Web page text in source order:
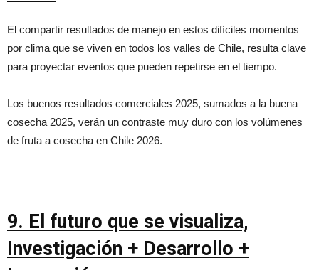
El compartir resultados de manejo en estos difíciles momentos
por clima que se viven en todos los valles de Chile, resulta clave
para proyectar eventos que pueden repetirse en el tiempo.
Los buenos resultados comerciales 2025, sumados a la buena
cosecha 2025, verán un contraste muy duro con los volúmenes
de fruta a cosecha en Chile 2026.
9. El futuro que se visualiza,
Investigación + Desarrollo +